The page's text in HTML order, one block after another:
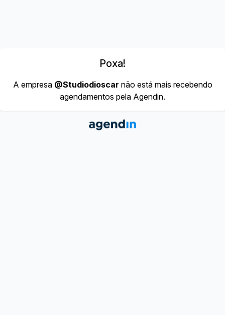
Poxa!
A empresa @Studiodioscar não está mais recebendo
agendamentos pela Agendin.